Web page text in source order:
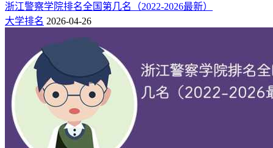
浙江警察学院排名全国第几名（2022-2026最新）
大学排名 2026-04-26